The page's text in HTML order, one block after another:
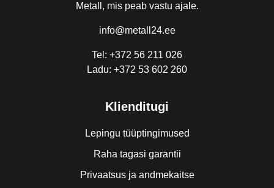
Metall, mis peab vastu ajale.
info@metall24.ee
Tel: +372 56 211 026
Ladu: +372 53 602 260
Klienditugi
Lepingu tüüptingimused
Raha tagasi garantii
Privaatsus ja andmekaitse